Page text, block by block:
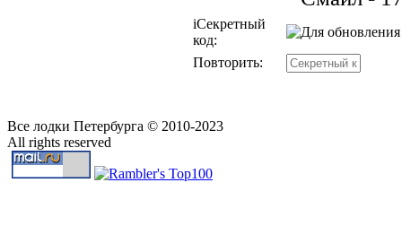
iСекретный
код:
Повторить:
Все лодки Петербурга © 2010-2023
All rights reserved